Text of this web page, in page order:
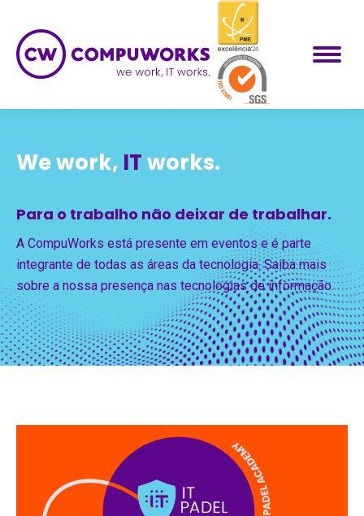
We work, ITworks.
Para o trabalho não deixar de trabalhar.
A CompuWorks está presente em eventos e é parte
integrante de todas as áreas da tecnologia. Saiba mais
sobre a nossa presença nas tecnologias de informação.